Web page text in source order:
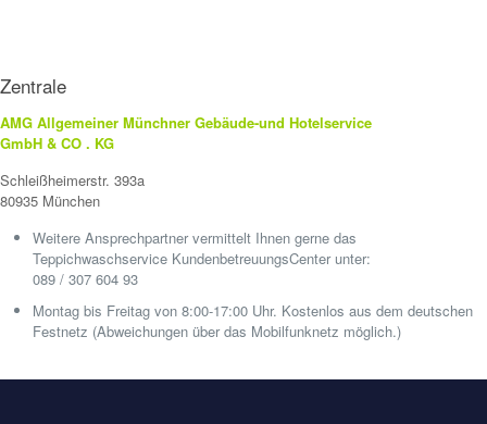
Zentrale
AMG Allgemeiner Münchner Gebäude-und Hotelservice
GmbH & CO . KG
Schleißheimerstr. 393a
80935 München
Weitere Ansprechpartner vermittelt Ihnen gerne das
Teppichwaschservice KundenbetreuungsCenter unter:
089 / 307 604 93
Montag bis Freitag von 8:00-17:00 Uhr. Kostenlos aus dem deutschen
Festnetz (Abweichungen über das Mobilfunknetz möglich.)